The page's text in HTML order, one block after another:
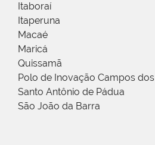
Itaboraí
Itaperuna
Macaé
Maricá
Quissamã
Polo de Inovação Campos
Santo Antônio de Pádua
São João da Barra